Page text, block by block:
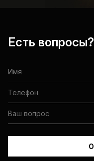
Есть вопросы?